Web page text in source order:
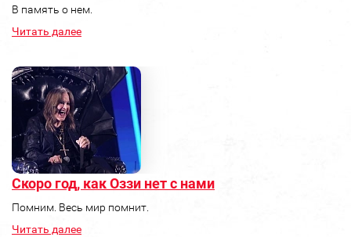
В память о нем.
Читать далее
Скоро год, как Оззи нет с нами
Помним. Весь мир помнит.
Читать далее